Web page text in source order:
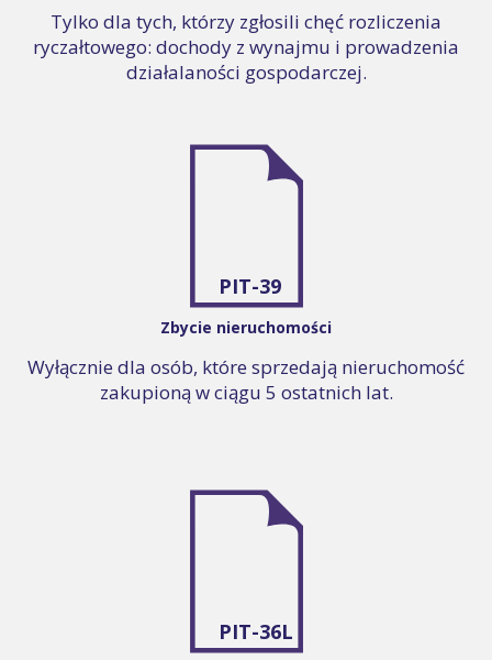
Tylko dla tych, którzy zgłosili chęć rozliczenia
ryczałtowego: dochody z wynajmu i prowadzenia
działalaności gospodarczej.
PIT-39
Zbycie nieruchomości
Wyłącznie dla osób, które sprzedają nieruchomość
zakupioną w ciągu 5 ostatnich lat.
PIT-36L